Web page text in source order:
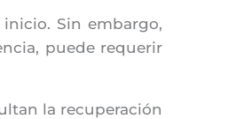
Sin embargo,
puede requerir
la recuperación